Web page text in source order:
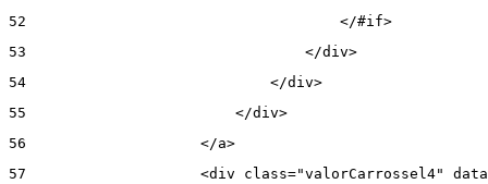
52
                                    </#if>
53
                                </div>
54
                            </div>
55
                        </div>
56
                    </a>
57
<div class="valorCarrossel4"